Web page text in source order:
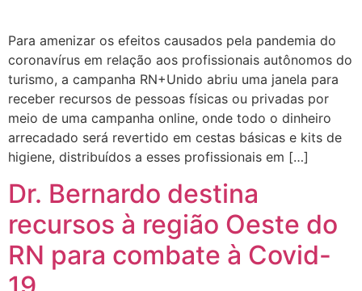
Para amenizar os efeitos causados pela pandemia do
coronavírus em relação aos profissionais autônomos do
turismo, a campanha RN+Unido abriu uma janela para
receber recursos de pessoas físicas ou privadas por
meio de uma campanha online, onde todo o dinheiro
arrecadado será revertido em cestas básicas e kits de
higiene, distribuídos a esses profissionais em […]
Dr. Bernardo destina
recursos à região Oeste do
RN para combate à Covid-